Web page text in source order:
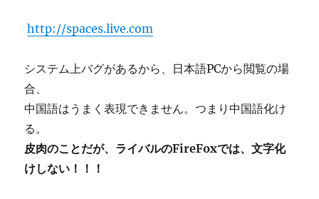
http://spaces.live.com
システム上バグがあるから、日本語PCから閲覧の場
合、
中国語はうまく表現できません。つまり中国語化け
る。
皮肉のことだが、ライバルのFireFoxでは、文字化
けしない！！！